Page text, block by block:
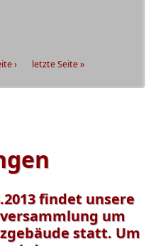
› letzte Seite »
findet unsere
um
statt. Um